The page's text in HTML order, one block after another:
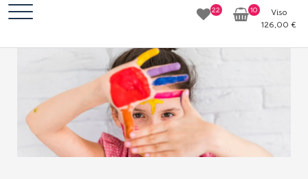
22 10
Viso
126,00 €